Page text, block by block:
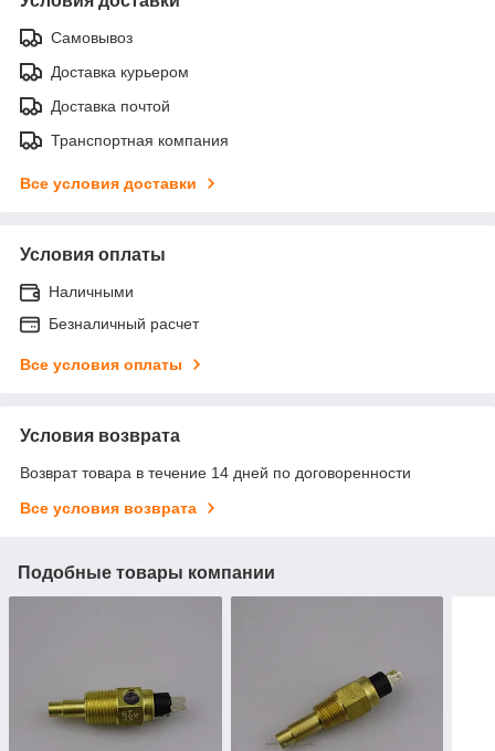
Самовывоз
Доставка курьером
Доставка почтой
Транспортная компания
Все условия доставки
Условия оплаты
Наличными
Безналичный расчет
Все условия оплаты
Условия возврата
Возврат товара в течение 14 дней по договоренности
Все условия возврата
Подобные товары компании